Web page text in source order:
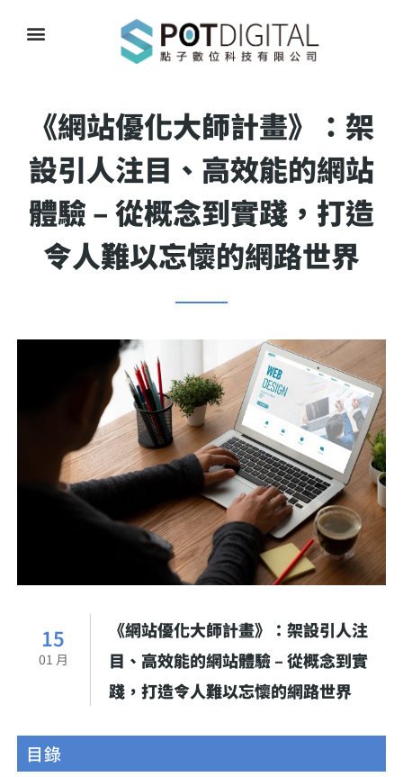
《網站優化大師計畫》：架
設引人注目、高效能的網站
體驗 – 從概念到實踐，打造
令人難以忘懷的網路世界
15
01 月
《網站優化大師計畫》：架設引人注
目、高效能的網站體驗 – 從概念到實
踐，打造令人難以忘懷的網路世界
目錄